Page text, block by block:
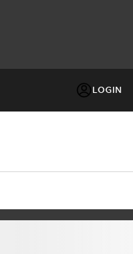
LOGIN
PECHINO